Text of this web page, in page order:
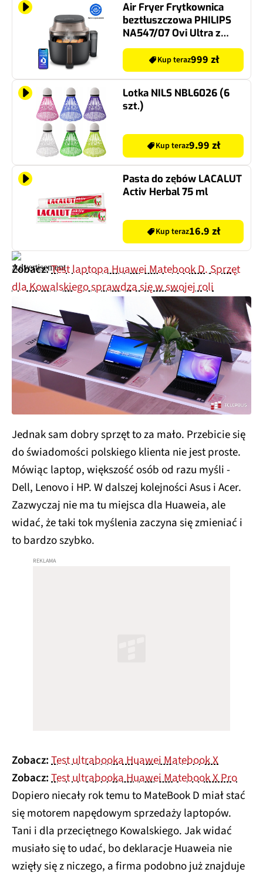
Air Fryer Frytkownica
beztłuszczowa PHILIPS
NA547/07 Ovi Ultra z
funkcją Steamfry, pary,
auto czyszczenie,
prowadnica
Kup teraz999 zł
Lotka NILS NBL6026 (6
szt.)
Kup teraz9.99 zł
Pasta do zębów LACALUT
Activ Herbal 75 ml
Kup teraz16.9 zł
Zobacz:Test laptopa Huawei Matebook D. Sprzęt
dla Kowalskiego sprawdza się w swojej roli
Jednak sam dobry sprzęt to za mało. Przebicie się
do świadomości polskiego klienta nie jest proste.
Mówiąc laptop, większość osób od razu myśli -
Dell, Lenovo i HP. W dalszej kolejności Asus i Acer.
Zazwyczaj nie ma tu miejsca dla Huaweia, ale
widać, że taki tok myślenia zaczyna się zmieniać i
to bardzo szybko.
Zobacz:Test ultrabooka Huawei Matebook X
Zobacz:Test ultrabooka Huawei Matebook X Pro
Dopiero niecały rok temu to MateBook D miał stać
się motorem napędowym sprzedaży laptopów.
Tani i dla przeciętnego Kowalskiego. Jak widać
musiało się to udać, bo deklaracje Huaweia nie
wzięły się z niczego, a firma podobno już znajduje